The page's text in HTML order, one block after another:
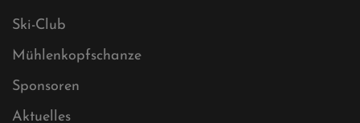
Sitemap XML
Cookies
Ski-Club
Mühlenkopfschanze